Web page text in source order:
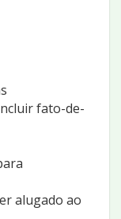
fato-de-
alugado ao